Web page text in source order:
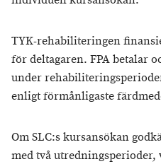
TYK-rehabiliteringen
för deltagaren. FPA betalar
under
enligt förmånligaste
Om SLC:s kursansökan
med två utredningsperioder,